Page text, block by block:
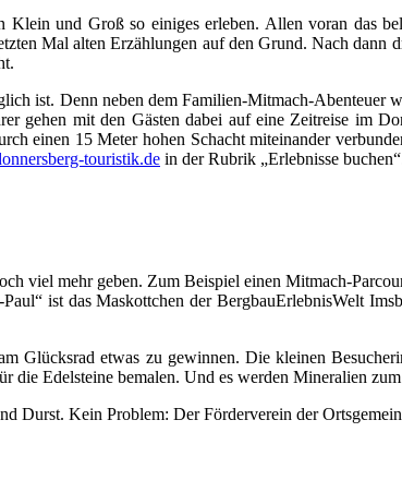
und Groß so einiges erleben. Allen voran das
Mal alten Erzählungen auf den Grund. Nach dann
ist. Denn neben dem Familien-Mitmach-Abenteuer
gehen mit den Gästen dabei auf eine Zeitreise im
einen 15 Meter hohen Schacht miteinander
touristik.de in der Rubrik „Erlebnisse
viel mehr geben. Zum Beispiel einen Mitmach-
ist das Maskottchen der BergbauErlebnisWelt
Glücksrad etwas zu gewinnen. Die kleinen
die Edelsteine bemalen. Und es werden Mineralien
Durst. Kein Problem: Der Förderverein der